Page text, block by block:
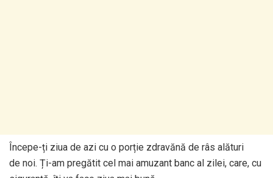
Începe-ți ziua de azi cu o porție zdravănă de râs alături
de noi. Ți-am pregătit cel mai amuzant banc al zilei, care, cu